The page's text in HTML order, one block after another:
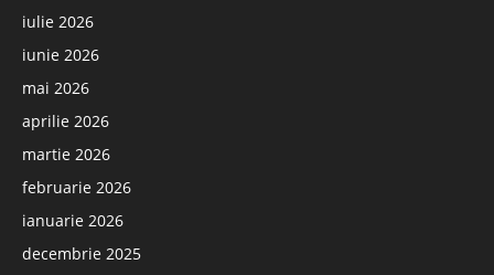
iulie 2026
iunie 2026
mai 2026
aprilie 2026
martie 2026
februarie 2026
ianuarie 2026
decembrie 2025